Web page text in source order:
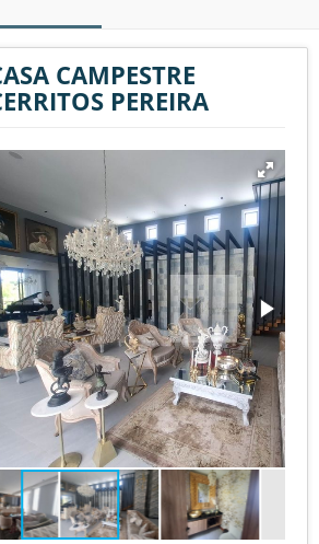
CAMPESTRE
PEREIRA